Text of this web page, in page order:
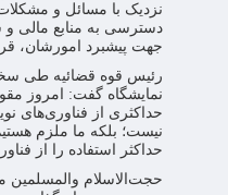
نزدیک با مسائل و
دسترسی به منابع مالی و
جهت پیشبرد امورشان،
رئیس قوه قضائیه طی
نمایشگاه گفت: امروز
حداکثری از فناوری‌های
نیست؛ بلکه ما ملزم
حداکثر استفاده را از
حجت‌الاسلام والمسلمین